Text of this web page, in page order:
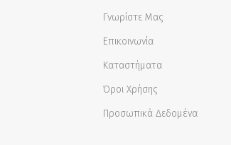
Γνωρίστε Μας
Επικοινωνία
Καταστήματα
Όροι Χρήσης
Προσωπικά Δεδομένα